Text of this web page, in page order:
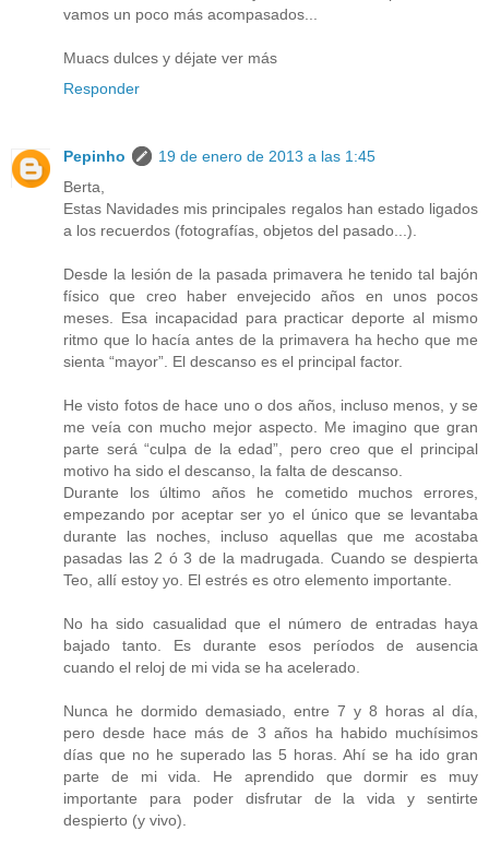
vamos un poco más acompasados...
Muacs dulces y déjate ver más
Responder
Pepinho
19 de enero de 2013 a las 1:45
Berta,
Estas Navidades mis principales regalos han estado ligados
a los recuerdos (fotografías, objetos del pasado...).
Desde la lesión de la pasada primavera he tenido tal bajón
físico que creo haber envejecido años en unos pocos
meses. Esa incapacidad para practicar deporte al mismo
ritmo que lo hacía antes de la primavera ha hecho que me
sienta “mayor”. El descanso es el principal factor.
He visto fotos de hace uno o dos años, incluso menos, y se
me veía con mucho mejor aspecto. Me imagino que gran
parte será “culpa de la edad”, pero creo que el principal
motivo ha sido el descanso, la falta de descanso.
Durante los último años he cometido muchos errores,
empezando por aceptar ser yo el único que se levantaba
durante las noches, incluso aquellas que me acostaba
pasadas las 2 ó 3 de la madrugada. Cuando se despierta
Teo, allí estoy yo. El estrés es otro elemento importante.
No ha sido casualidad que el número de entradas haya
bajado tanto. Es durante esos períodos de ausencia
cuando el reloj de mi vida se ha acelerado.
Nunca he dormido demasiado, entre 7 y 8 horas al día,
pero desde hace más de 3 años ha habido muchísimos
días que no he superado las 5 horas. Ahí se ha ido gran
parte de mi vida. He aprendido que dormir es muy
importante para poder disfrutar de la vida y sentirte
despierto (y vivo).